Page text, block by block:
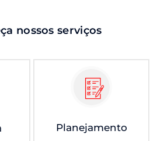
nossos serviços
Planejamento